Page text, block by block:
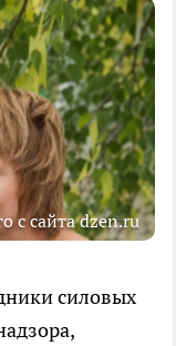
с сайта dzen.ru
силовых